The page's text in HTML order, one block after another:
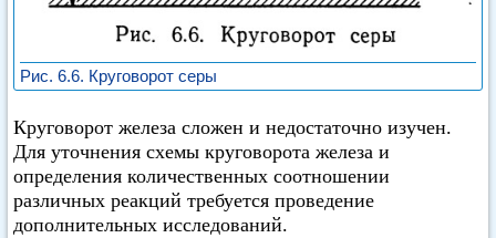
Рис. 6.6. Круговорот серы
Круговорот железа сложен и недостаточно изучен.
Для уточнения схемы круговорота железа и
определения количественных соотношении
различных реакций требуется проведение
дополнительных исследований.